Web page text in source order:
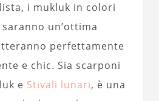
i mukluk in colori
un’ottima
perfettamente
e chic. Sia scarponi
e Stivali lunari, è una